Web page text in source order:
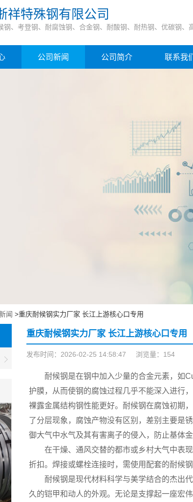
祥特殊钢有限公司
钢、考登钢、耐腐蚀钢、合金钢、耐酸钢、耐热钢、优碳钢、
公司新闻 公司简介 联系我们
闻 >重庆耐候钢实力厂家 长江上游核心口专用
重庆耐候钢实力厂家 长江上游核心口专用
发布时间：2026-02-25 14:58:47 浏览量：154
耐候钢是在钢中加入少量的合金元素，如
护膜，从而使钢的腐蚀过程几乎不能深入进行
裸露金属结构钢性能更好。耐候钢在腐蚀初期
了分层现象，腐蚀产物没有区别，差别主要是
御大气中水气及其有害离子的侵入，防止基体
在干燥、通风交替的都市或乡村大气中表
折扣。焊接或螺栓连接时，需使用配套的耐候
耐候钢是现代材料科学与美学结合的杰出
久的铠甲和动人的外观。无论是支撑起一座宏